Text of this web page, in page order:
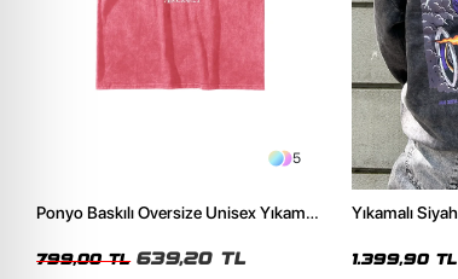
5
Ponyo Baskılı Oversize Unisex Yıkamalı
799,00 TL 639,20 TL
Yıkamalı
1.399,90 TL